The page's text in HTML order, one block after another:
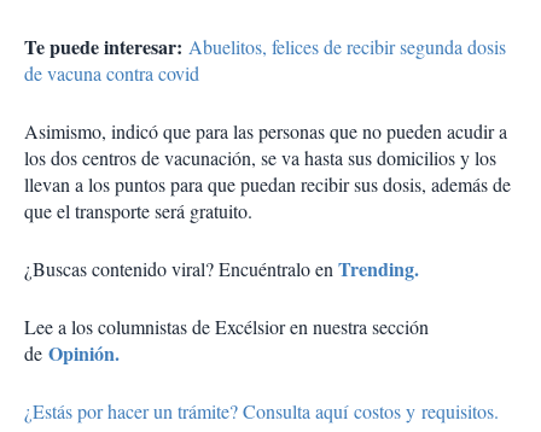
Te puede interesar: Abuelitos, felices de recibir segunda dosis
de vacuna contra covid
Asimismo, indicó que para las personas que no pueden acudir a
los dos centros de vacunación, se va hasta sus domicilios y los
llevan a los puntos para que puedan recibir sus dosis, además de
que el transporte será gratuito.
¿Buscas contenido viral? Encuéntralo enTrending.
Lee a los columnistas de Excélsior en nuestra sección
de Opinión.
¿Estás por hacer un trámite? Consulta aquí costos y requisitos.